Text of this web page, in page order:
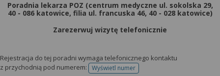
Poradnia lekarza POZ (centrum medyczne ul. sokolska 29,
40 - 086 katowice, filia ul. francuska 46, 40 - 028 katowice)
Zarezerwuj wizytę telefonicznie
Rejestracja do tej poradni wymaga telefonicznego kontaktu
z przychodnią pod numerem:
Wyświetl numertelefonu do rejestracji